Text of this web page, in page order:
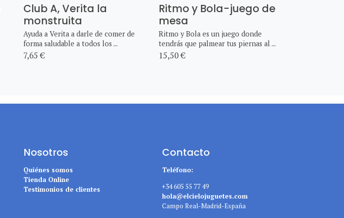
Club A, Verita la
monstruita
Ayuda a Verita a darle de comer de
forma saludable a todos los ...
7,65 €
Ritmo y Bola-juego de
mesa
Ritmo y Bola es un juego donde
tendrás que palmear tus piernas al ...
15,50 €
Nosotros
Quiénes somos
Tienda Online
Testimonios de clientes
Contacto
Teléfono:
+34 605 55 77 49
hola@elcielojuguetes.com
Campo Real-Madrid-España